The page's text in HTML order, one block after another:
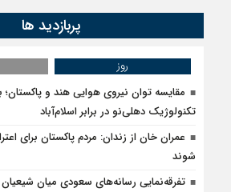
پربازدید ها
روز
مقایسه توان نیروی هوایی هند و
تکنولوژیک دهلی‌نو در برابر اسلام‌آباد
عمران خان از زندان: مردم پاکستان برای
شوند
تفرقه‌نمایی رسانه‌های سعودی میان شیعیان